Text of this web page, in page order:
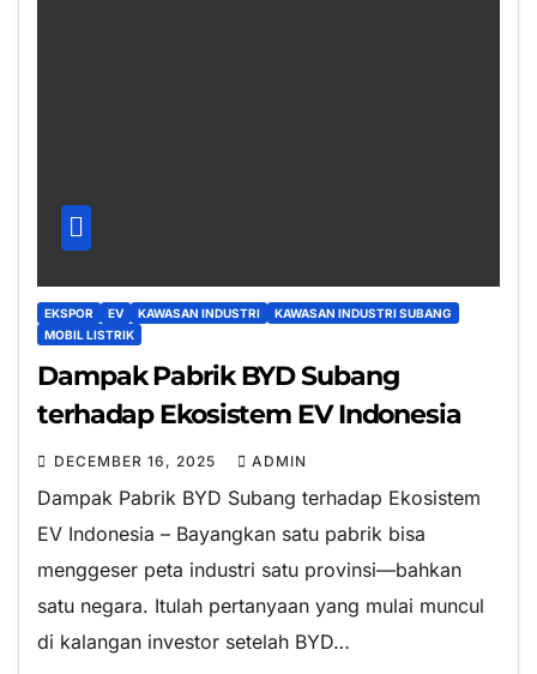
EKSPOR EV KAWASAN INDUSTRI
KAWASAN INDUSTRI SUBANG
MOBIL LISTRIK
Dampak Pabrik BYD Subang
terhadap Ekosistem EV Indonesia
DECEMBER 16, 2025 ADMIN
Dampak Pabrik BYD Subang terhadap Ekosistem
EV Indonesia – Bayangkan satu pabrik bisa
menggeser peta industri satu provinsi—bahkan
satu negara. Itulah pertanyaan yang mulai muncul
di kalangan investor setelah BYD…